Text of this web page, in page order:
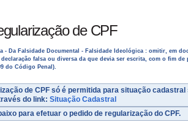
de CPF
- Da Falsidade Documental - Falsidade Ideológica : omitir, em
falsa ou diversa da que devia ser escrita, com o fim
do Código Penal).
de CPF só é permitida para situação
do link: Situação Cadastral
para efetuar o pedido de regularização do CPF.